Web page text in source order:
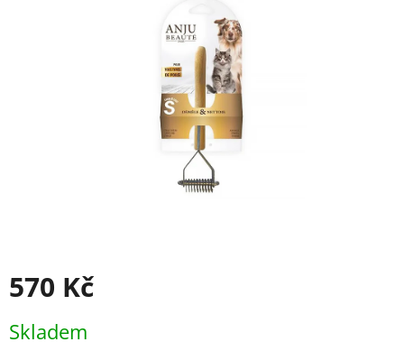
570 Kč
cena:
Skladem